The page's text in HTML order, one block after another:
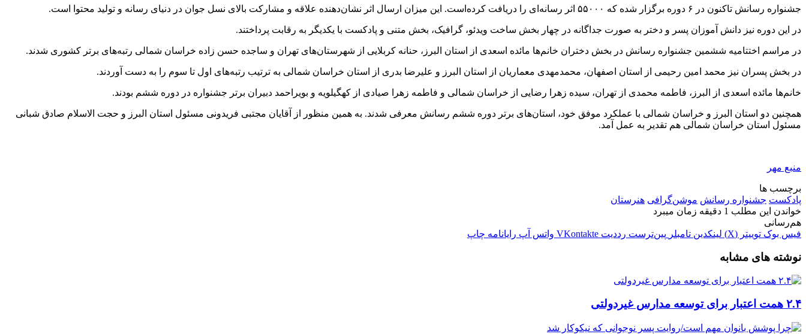
جشنواره رسانش تاکنون در ۶ دوره برگزار شده که ۵۵۰۰۰ اثر رسانه‌ای را دریافت کرده‌است. این میزان ارسال اثر نشان‌دهنده علاقه و مشارکت بالای نسل جوان در دنیای رسانه و تولید محتوا است.
در این دوره نیز دانش آموزان پسر و دختر به صورت جداگانه در چهار بخش ساخت ویدئو، گرافیک، بخش متنی و پادکست با یکدیگر به رقابت پرداختند.
در مراسم اختتامیه ششمین جشنواره رسانش در بخش دختران خانم‌ها مائده اسعدی از استان البرز، حنانه کربلایی از شهرستان‌های تهران و ساجده حسن زاده خراسان شمالی رتبه‌های برتر کشوری شدند.
در بخش پسران نیز محمد امین رحیمی از استان اصفهان، محمدمهدی معماریان از استان البرز و علیرضا بدری از استان خراسان شمالی به ترتیب رتبه‌های اول تا سوم را به دست آوردند.
خانم‌ها مائده اسعدی از البرز، فاطمه محمدی از تهران، سیده زهرا رضایی از خراسان شمالی و فاطمه زهرا صیادی از کهگیلویه و بویراحمد دبیران برتر جشنواره در دوره ششم بودند.
همچنین دو استان البرز و خراسان شمالی با عملکرد موفق خود، استان‌های برتر دوره ششم رسانش معرفی شدند. به همین منظور از آقایان مجتبی فریدونی مسئول استان البرز و حجت الاسلام صادق شبانی
مسئول استان خراسان شمالی هم تقدیر به عمل آمد.
منبع مهر
برچسب ها
پادکست جشنواره رسانش موشن‌گرافی هنرستان
خواندن این مطلب 1 دقیقه زمان میبرد
هم‌رسانی
فیس بوک توییتر (X) لینکدین ‫تامبلر ‫پین‌ترست ‫رددیت ‫VKontakte واتس آپ رایانامه چاپ
نوشته های مشابه
۲.۴ همت اعتبار برای توسعه مدارس غیردولتی